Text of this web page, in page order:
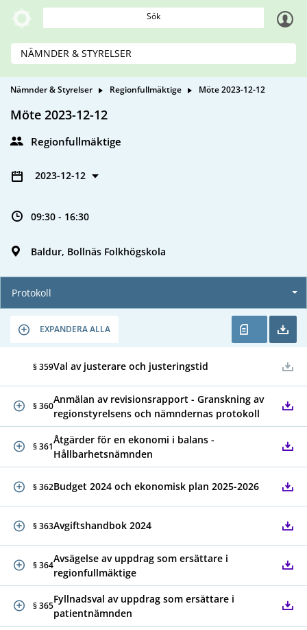
Sök
NÄMNDER & STYRELSER
Nämnder & Styrelser Regionfullmäktige Möte 2023-12-12
Möte 2023-12-12
Regionfullmäktige
2023-12-12
09:30 - 16:30
Baldur, Bollnäs Folkhögskola
Protokoll
EXPANDERA ALLA
§ 359Val av justerare och justeringstid
§ 360
Anmälan av revisionsrapport - Granskning av
regionstyrelsens och nämndernas protokoll
§ 361
Åtgärder för en ekonomi i balans -
Hållbarhetsnämnden
§ 362Budget 2024 och ekonomisk plan 2025-2026
§ 363Avgiftshandbok 2024
§ 364
Avsägelse av uppdrag som ersättare i
regionfullmäktige
§ 365
Fyllnadsval av uppdrag som ersättare i
patientnämnden